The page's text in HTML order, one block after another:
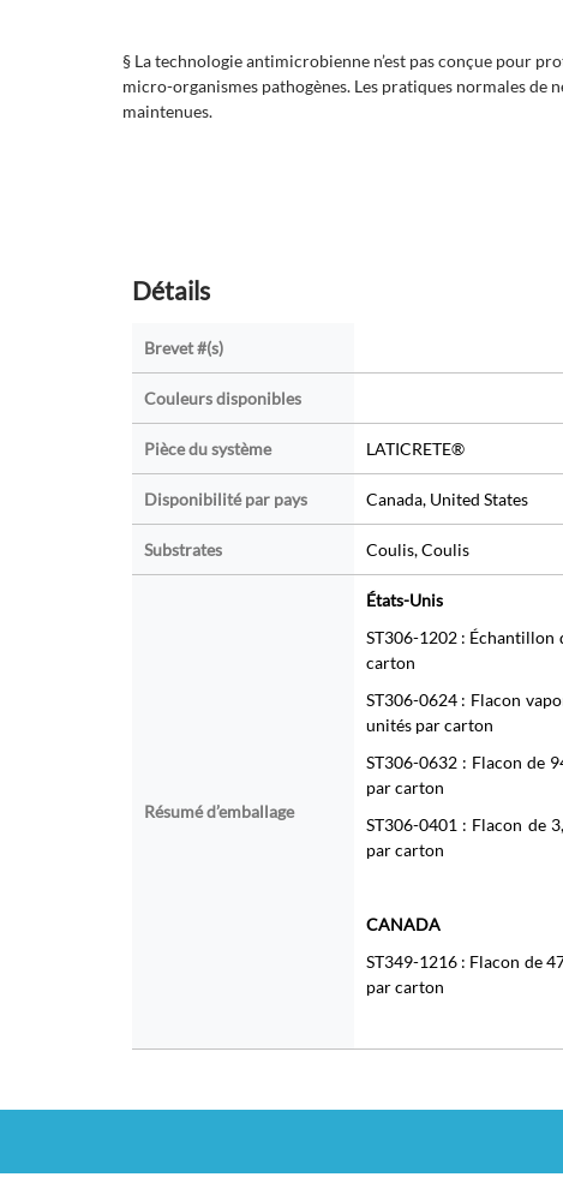
§ La technologie antimicrobienne n’est pas conçue pour
micro-organismes pathogènes. Les pratiques normales de
maintenues.
Détails
Brevet #(s)
Couleurs disponibles
Pièce du système LATICRETE®
Disponibilité par pays Canada, United States
Substrates Coulis, Coulis
Résumé d’emballage
États-Unis
ST306-1202 : Échantillon
carton
ST306-0624 : Flacon
unités par carton
ST306-0632 : Flacon de
par carton
ST306-0401 : Flacon de
par carton
CANADA
ST349-1216 : Flacon de
par carton